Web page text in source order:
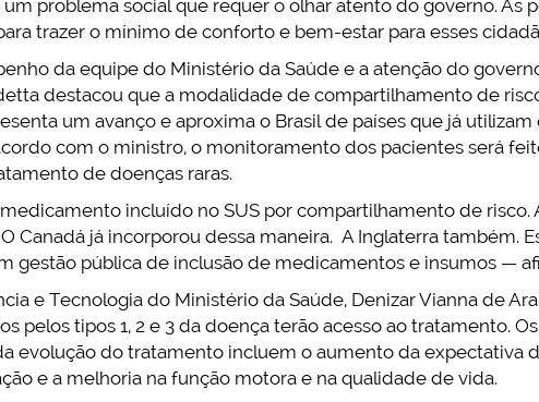
problema social que requer o olhar atento do governo. As
trazer o mínimo de conforto e bem-estar para esses
da equipe do Ministério da Saúde e a atenção do
destacou que a modalidade de compartilhamento de
um avanço e aproxima o Brasil de países que já
com o ministro, o monitoramento dos pacientes será
de doenças raras.
incluído no SUS por compartilhamento de risco.
Canadá já incorporou dessa maneira. A Inglaterra também.
gestão pública de inclusão de medicamentos e insumos —
e Tecnologia do Ministério da Saúde, Denizar Vianna de
pelos tipos 1, 2 e 3 da doença terão acesso ao tratamento.
evolução do tratamento incluem o aumento da expectativa
e a melhoria na função motora e na qualidade de vida.